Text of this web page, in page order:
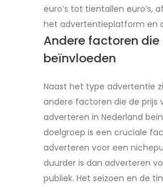
euro’s tot tientallen euro’s,
het advertentieplatform en
Andere factoren die
beïnvloeden
Naast het type advertentie
andere factoren die de prijs
adverteren in Nederland
doelgroep is een cruciale
adverteren voor een
duurder is dan adverteren
publiek. Het seizoen en de